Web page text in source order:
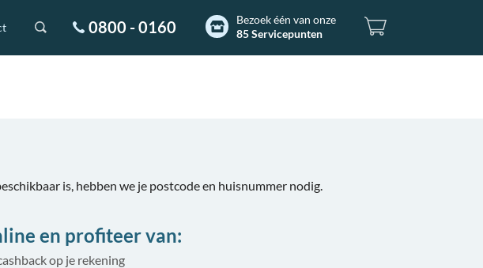
0800 - 0160
Bezoek één van onze
85 Servicepunten
is, hebben we je postcode en huisnummer nodig.
en profiteer van:
op je rekening